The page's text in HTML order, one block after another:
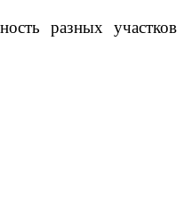
разных участков